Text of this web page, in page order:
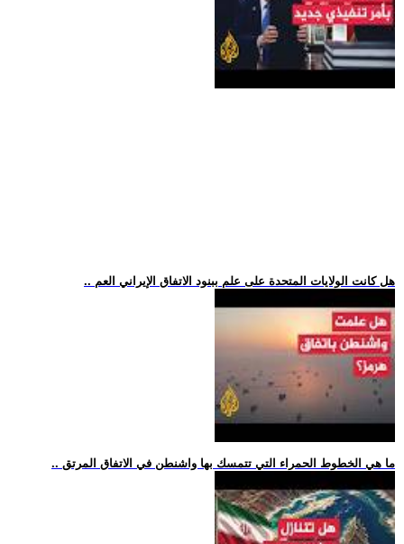
.. هل كانت الولايات المتحدة على علم ببنود الاتفاق الإيراني العم
.. ما هي الخطوط الحمراء التي تتمسك بها واشنطن في الاتفاق المرتق